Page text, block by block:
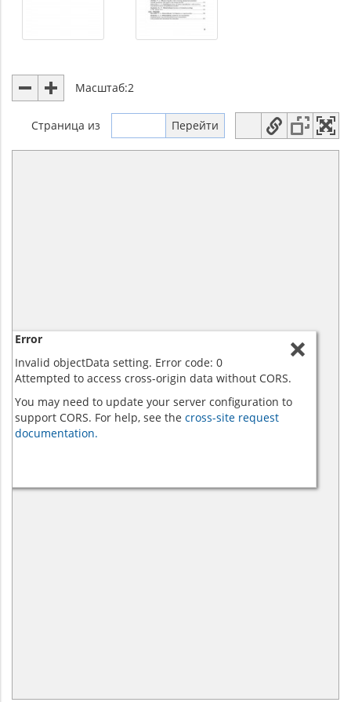
Масштаб:2
Страница из
Error
Invalid objectData setting. Error code: 0
Attempted to access cross-origin data without CORS.
You may need to update your server configuration to
support CORS. For help, see the cross-site request
documentation.